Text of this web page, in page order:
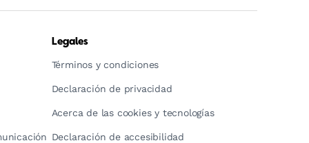
Legales
Términos y condiciones
Declaración de privacidad
Acerca de las cookies y tecnologías
Declaración de accesibilidad